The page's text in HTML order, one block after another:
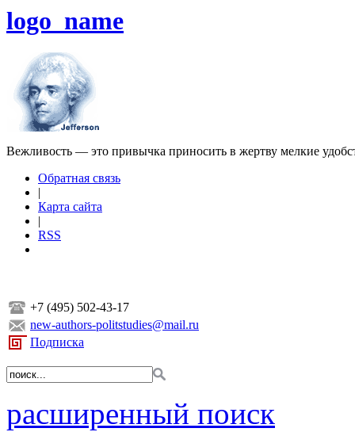
logo_name
Вежливость — это привычка приносить в жертву мелкие
Обратная связь
|
Карта сайта
|
RSS
+7 (495) 502-43-17
new-authors-politstudies@mail.ru
Подписка
расширенный поиск